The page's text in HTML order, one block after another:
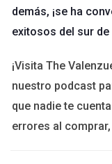
No subestimes
Estudio de Caso
Otro conocido tuvo
fondos. Su antiguo
demás, ¡se ha
exitosos del sur de
¡Visita The
nuestro podcast
que nadie te
errores al